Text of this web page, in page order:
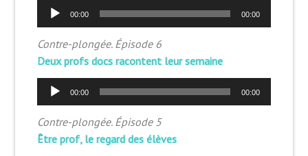
Lecteur
audio
00:00 00:00
Contre-plongée. Épisode 6
Deux profs docs racontent leur semaine
Lecteur
audio
00:00 00:00
Contre-plongée. Épisode 5
Être prof, le regard des élèves